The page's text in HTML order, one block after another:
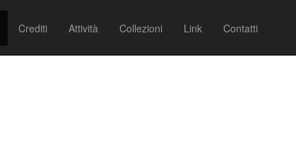
Crediti Attività Collezioni Link Contatti